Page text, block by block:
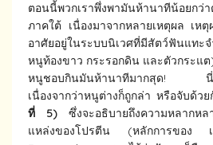
ตอนนี้พวกเราพึ่งพามันห้านาทีน้อยกว่า
ภาคใต้ เนื่องมาจากหลายเหตุผล เห
อาศัยอยู่ในระบบนิเวศที่มีสัตว์ฟันแท
หนูท้องขาว กระรอกดิน และตัวกระแ
หนูชอบกินมันห้านาทีมากสุด! นี่ก็
เนื่องจากว่าหนูต่างก็ถูกล่า หรือจับด้ว
ที่ 5) ซึ่งจะอธิบายถึงความหลากหล
แหล่งของโปรตีน (หลักการของ